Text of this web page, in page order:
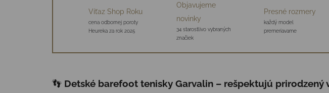
Víťaz Shop Roku
cena odbornej poroty
Heureka za rok 2025
Objavujeme
novinky
34 starostlivo vybraných
značiek
Presné rozmery
každý model
premeriavame
👣 Detské barefoot tenisky Garvalin – rešpektujú prirodzený